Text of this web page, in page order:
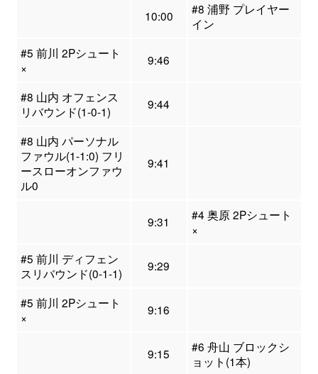
10:00
#8 浦野 プレイヤー
イン
#5 前川 2Pシュート
×
9:46
#8 山内 オフェンス
リバウンド(1-0-1)
9:44
#8 山内 パーソナル
ファウル(1-1:0) フリ
ースローオンファウ
ル0
9:41
9:31
#4 奥原 2Pシュート
×
#5 前川 ディフェン
スリバウンド(0-1-1)
9:29
#5 前川 2Pシュート
×
9:16
9:15
#6 舟山 ブロックシ
ョット(1本)